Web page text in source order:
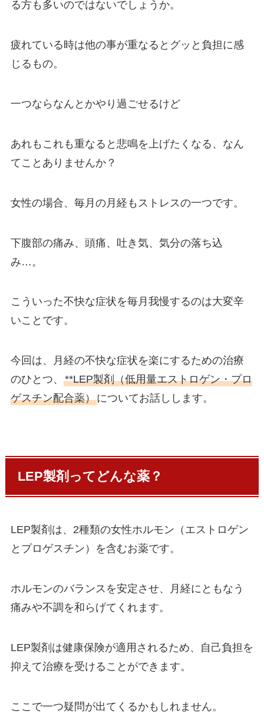
る方も多いのではないでしょうか。
疲れている時は他の事が重なるとグッと負担に感
じるもの。
一つならなんとかやり過ごせるけど
あれもこれも重なると悲鳴を上げたくなる、なん
てことありませんか？
女性の場合、毎月の月経もストレスの一つです。
下腹部の痛み、頭痛、吐き気、気分の落ち込
み…。
こういった不快な症状を毎月我慢するのは大変辛
いことです。
今回は、月経の不快な症状を楽にするための治療
のひとつ、 **LEP製剤（低用量エストロゲン・プロ
ゲスチン配合薬）についてお話しします。
LEP製剤ってどんな薬？
LEP製剤は、2種類の女性ホルモン（エストロゲン
とプロゲスチン）を含むお薬です。
ホルモンのバランスを安定させ、月経にともなう
痛みや不調を和らげてくれます。
LEP製剤は健康保険が適用されるため、自己負担を
抑えて治療を受けることができます。
ここで一つ疑問が出てくるかもしれません。